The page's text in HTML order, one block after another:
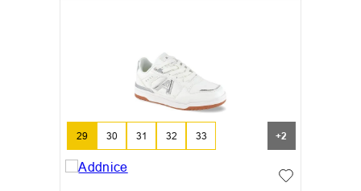
29 30 31 32 33 +2